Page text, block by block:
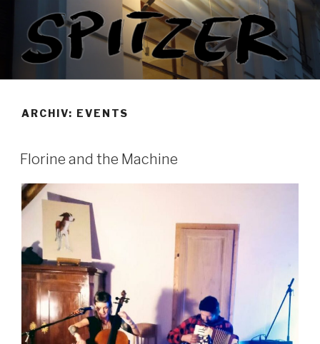
springen
ARCHIV: EVENTS
Florine and the Machine